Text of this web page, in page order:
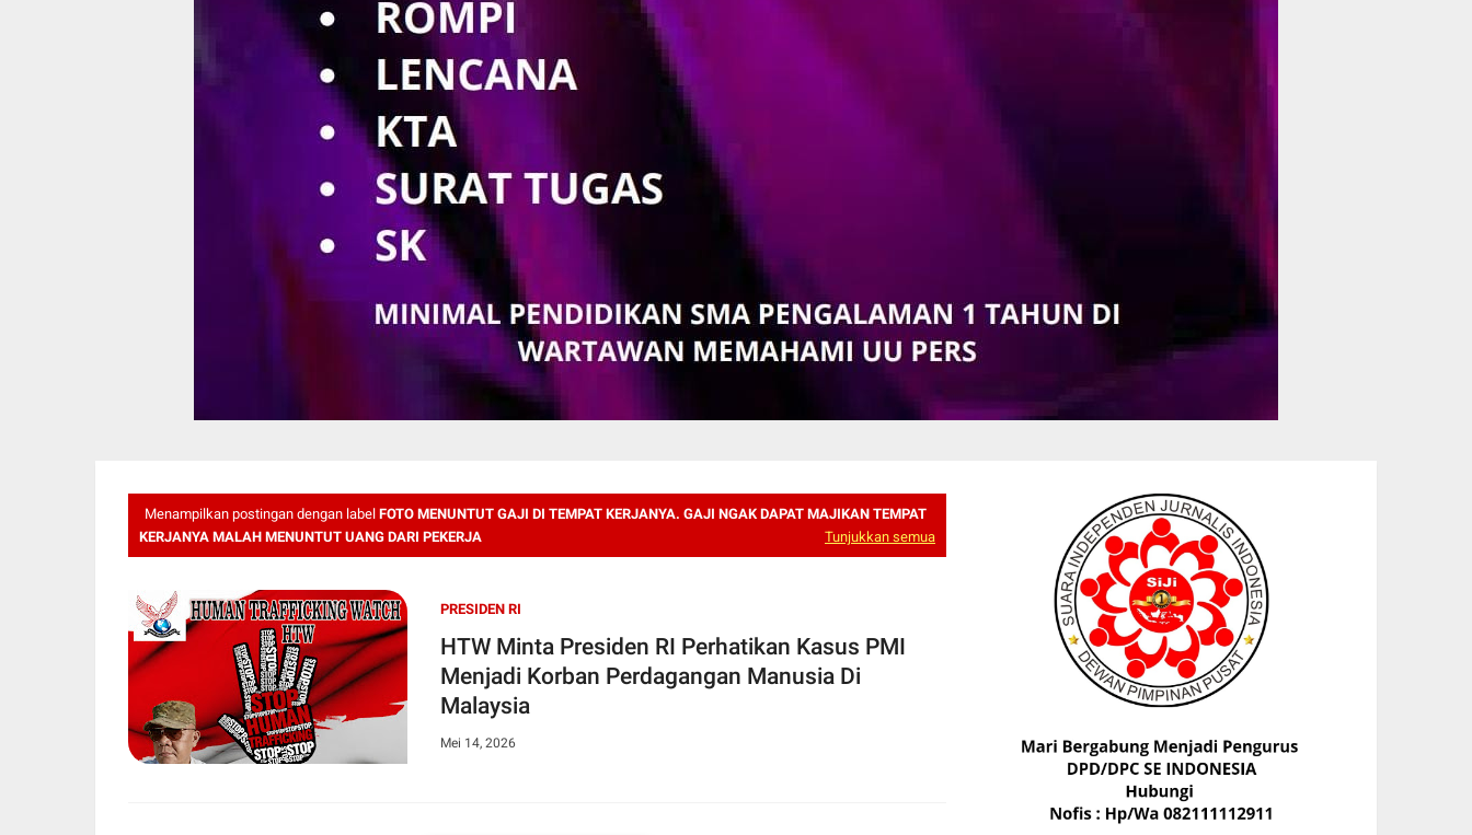
Menampilkan postingan dengan label FOTO MENUNTUT GAJI DI TEMPAT KERJANYA. GAJI NGAK DAPAT MAJIKAN TEMPAT
KERJANYA MALAH MENUNTUT UANG DARI PEKERJA
Tunjukkan semua
PRESIDEN RI
HTW Minta Presiden RI Perhatikan Kasus PMI
Menjadi Korban Perdagangan Manusia Di
Malaysia
Mei 14, 2026